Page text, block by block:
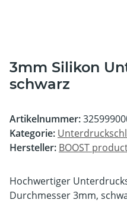
3mm Silikon
schwarz
Artikelnummer:
Kategorie:
Hersteller: BOOST
Hochwertiger
Durchmesser 3mm,